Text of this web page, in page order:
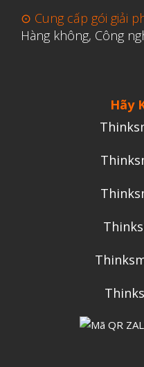
⊙ Cung cấp gói giải
Hàng không, Công
Hãy